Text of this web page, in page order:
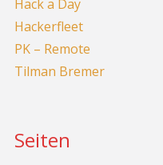
Hack a Day
Hackerfleet
PK – Remote
Tilman Bremer
Seiten